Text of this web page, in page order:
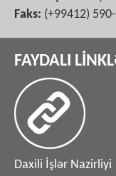
FAYDALI
Daxili İşlər Nazirliyi
https://mia.gov.az/